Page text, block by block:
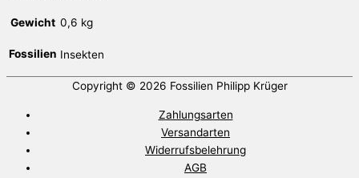
Gewicht 0,6 kg
Fossilien Insekten
Copyright © 2026 Fossilien Philipp Krüger
Zahlungsarten
Versandarten
Widerrufsbelehrung
AGB